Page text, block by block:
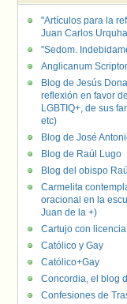
"Artículos para la
Juan Carlos
"Sedom.
Anglicanum
Blog de Jesús
reflexión en favor
LGBTIQ+, de sus
etc)
Blog de José
Blog de Raúl Lugo
Blog del obispo
Carmelita
oracional en la
Juan de la +)
Cartujo con
Católico y Gay
Católico+Gay
Concordia, el blog
Confesiones de